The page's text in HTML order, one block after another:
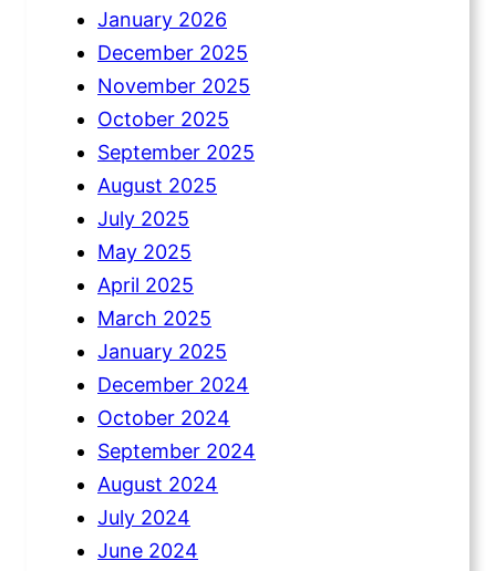
January 2026
December 2025
November 2025
October 2025
September 2025
August 2025
July 2025
May 2025
April 2025
March 2025
January 2025
December 2024
October 2024
September 2024
August 2024
July 2024
June 2024